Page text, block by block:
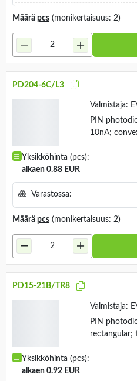
pcs
Valmistaja:
PIN
Yksikköhinta (pcs):
alkaen 0.88 EUR
Varastossa:
Määräpcs(monikertaisuus: 2)
PD15-21B/TR8
Valmistaja:
PIN